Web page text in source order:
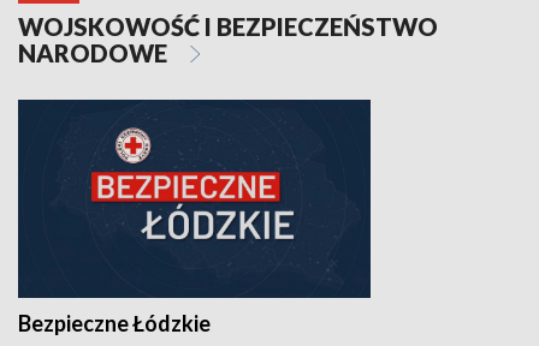
WOJSKOWOŚĆ I BEZPIECZEŃSTWO
NARODOWE
Bezpieczne Łódzkie